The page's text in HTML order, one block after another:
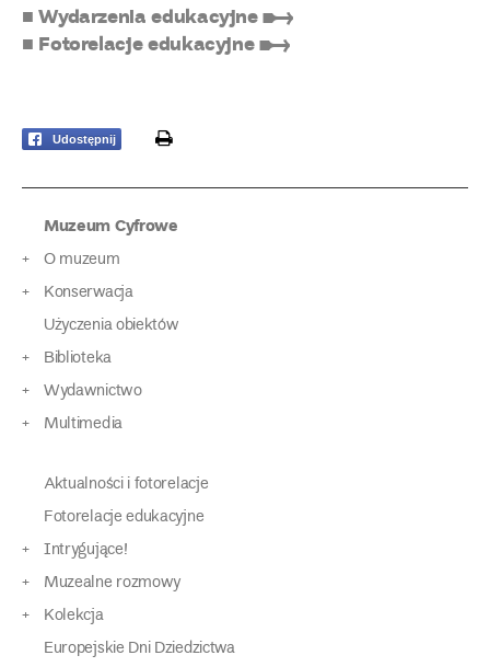
■ Wydarzenia edukacyjne ➸
■ Fotorelacje edukacyjne ➸
Udostępnij print
Muzeum Cyfrowe
O muzeum
Konserwacja
Użyczenia obiektów
Biblioteka
Wydawnictwo
Multimedia
Aktualności i fotorelacje
Fotorelacje edukacyjne
Intrygujące!
Muzealne rozmowy
Kolekcja
Europejskie Dni Dziedzictwa